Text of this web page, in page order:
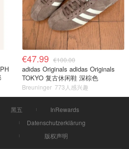
€47.99 €100.00
adidas Originals adidas Originals
TOKYO 复古休闲鞋 深棕色
Breuninger 773人感兴趣
黑五
InRewards
Datenschutzerklärung
版权声明